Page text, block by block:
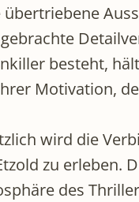
übertriebene
besteht,
Motivation,
wird die
zu erleben.
des